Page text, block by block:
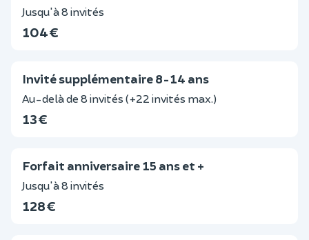
Jusqu'à 8 invités
104 €
Invité supplémentaire 8-14 ans
Au-delà de 8 invités (+22 invités max.)
13 €
Forfait anniversaire 15 ans et +
Jusqu'à 8 invités
128 €